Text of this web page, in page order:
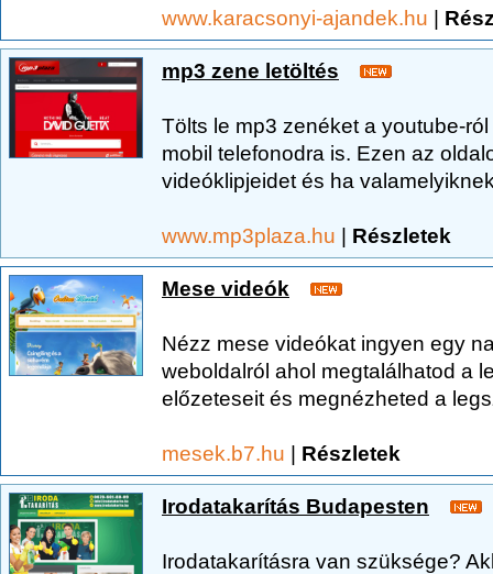
www.karacsonyi-ajandek.hu |
mp3 zene letöltés
Tölts le mp3 zenéket a youtube-
mobil telefonodra is. Ezen az
videóklipjeidet és ha
www.mp3plaza.hu | Részletek
Mese videók
Nézz mese videókat ingyen egy
weboldalról ahol megtalálhatod a
előzeteseit és megnézheted a
mesek.b7.hu | Részletek
Irodatakarítás Budapesten
Irodatakarításra van szüksége?